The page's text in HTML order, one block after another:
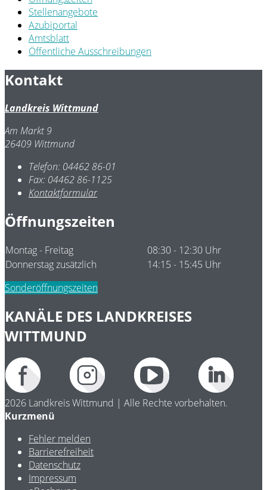
Stellenangebote
Azubiportal
Amtsblatt
Öffentliche Ausschreibungen
Kontakt
Landkreis Wittmund
Am Markt 9
26409 Wittmund
Telefon: 04462 86-01
Fax: 04462 86-1125
Kontaktformular
Öffnungszeiten
Montag - Freitag
08:30 - 12:30 Uhr
Donnerstag zusätzlich
14:15 - 15:45 Uhr
Sonderöffnungszeiten
KANÄLE DES LANDKREISES
WITTMUND
2026 Landkreis Wittmund | Alle Rechte vorbehalten.
Kurzmenü
Fehler melden
Barrierefreiheit
Datenschutz
Impressum